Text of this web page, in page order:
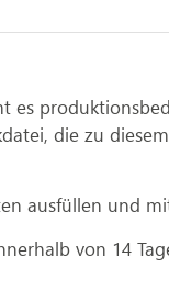
die zu
ausfüllen und
von 14